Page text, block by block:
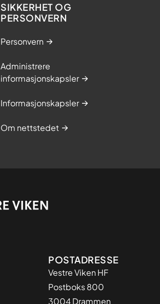
SIKKERHET OG
PERSONVERN
Personvern
Administrere
informasjonskapsler
Informasjonskapsler
Om nettstedet
Adresse
POSTADRESSE
Vestre Viken HF
Postboks 800
3004 Drammen